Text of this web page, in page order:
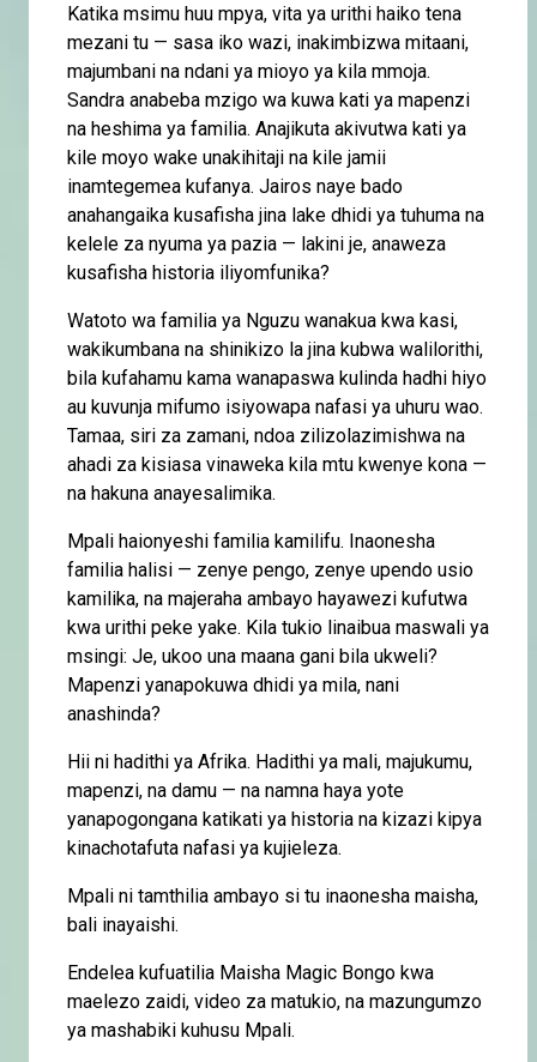
Katika msimu huu mpya, vita ya urithi haiko tena
mezani tu — sasa iko wazi, inakimbizwa mitaani,
majumbani na ndani ya mioyo ya kila mmoja.
Sandra anabeba mzigo wa kuwa kati ya mapenzi
na heshima ya familia. Anajikuta akivutwa kati ya
kile moyo wake unakihitaji na kile jamii
inamtegemea kufanya. Jairos naye bado
anahangaika kusafisha jina lake dhidi ya tuhuma na
kelele za nyuma ya pazia — lakini je, anaweza
kusafisha historia iliyomfunika?
Watoto wa familia ya Nguzu wanakua kwa kasi,
wakikumbana na shinikizo la jina kubwa walilorithi,
bila kufahamu kama wanapaswa kulinda hadhi hiyo
au kuvunja mifumo isiyowapa nafasi ya uhuru wao.
Tamaa, siri za zamani, ndoa zilizolazimishwa na
ahadi za kisiasa vinaweka kila mtu kwenye kona —
na hakuna anayesalimika.
Mpali haionyeshi familia kamilifu. Inaonesha
familia halisi — zenye pengo, zenye upendo usio
kamilika, na majeraha ambayo hayawezi kufutwa
kwa urithi peke yake. Kila tukio linaibua maswali ya
msingi: Je, ukoo una maana gani bila ukweli?
Mapenzi yanapokuwa dhidi ya mila, nani
anashinda?
Hii ni hadithi ya Afrika. Hadithi ya mali, majukumu,
mapenzi, na damu — na namna haya yote
yanapogongana katikati ya historia na kizazi kipya
kinachotafuta nafasi ya kujieleza.
Mpali ni tamthilia ambayo si tu inaonesha maisha,
bali inayaishi.
Endelea kufuatilia Maisha Magic Bongo kwa
maelezo zaidi, video za matukio, na mazungumzo
ya mashabiki kuhusu Mpali.